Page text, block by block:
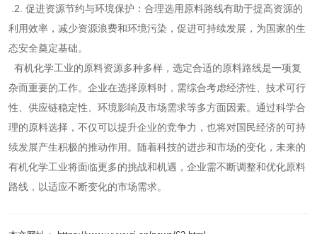
.2. 促进资源节约与环境保护：合理选用原料路线有助于提高资源的
利用效率，减少资源浪费和环境污染，促进可持续发展，为国家的生
态安全奠定基础。
有机化学工业的原料资源多种多样，选定合适的原料路线是一项复
杂而重要的工作。企业在选择原料时，需综合考虑经济性、技术可行
性、供应链稳定性、环境影响及市场需求等多方面因素。通过科学合
理的原料选择，不仅可以提升企业的竞争力，也将对国民经济的可持
续发展产生积极的推动作用。随着科技的进步和市场的变化，未来的
有机化学工业将面临更多的挑战和机遇，企业需不断调整和优化原料
路线，以适应不断变化的市场需求。